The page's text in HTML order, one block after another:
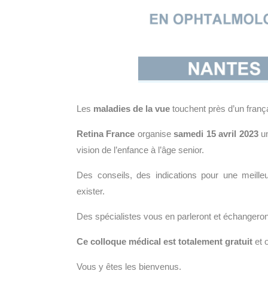
Les maladies de la vue touchent près d’un
Retina France organisesamedi 15 avril 2023
vision de l’enfance à l’âge senior.
Des conseils, des indications pour une
exister.
Des spécialistes vous en parleront et
Ce colloque médical est totalement gratuit et
Vous y êtes les bienvenus.